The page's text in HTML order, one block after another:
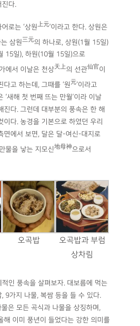
진다.
로는 ‘상원上元‘이라고 한다. 상원은
삼원 三元의 하나로, 상원(1월 15일)
15일), 하원(10월 15일)으로
에서 이날은 천상天上의 선관仙官이
다고 하는데, 그때를 ‘원 元‘이라고
‘새해 첫 번째 뜨는 만월’이라 이날
진다. 그런데 대부분의 풍속은 한 해
이다. 농경을 기본으로 하였던 우리
면에서 보면, 달은 달-여신-대지로
물을 낳는 지모신地母神으로서
오곡밥
오곡밥과 부럼
상차림
인 풍속을 살펴보자. 대보름에 먹는
9가지 나물, 복쌈 등을 들 수 있다.
은 모든 곡식과 나물을 상징하며,
해 이미 풍년이 들었다는 강한 의미를